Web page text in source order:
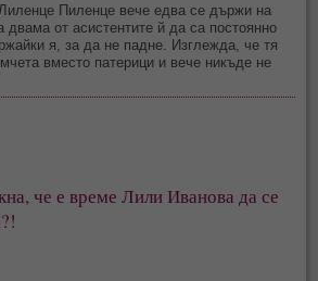
Пиленце вече едва се държи на
двама от асистентите й да са постоянно
я, за да не падне. Изглежда, че тя
вместо патерици и вече никъде не
че е време Лили Иванова да се